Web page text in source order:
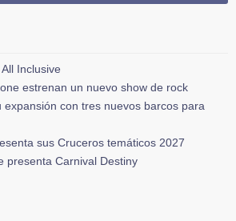
Inclusive
estrenan un nuevo show de rock
expansión con tres nuevos barcos para
sus Cruceros temáticos 2027
presenta Carnival Destiny